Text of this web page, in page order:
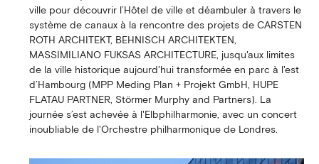
ville pour découvrir l’Hôtel de ville et déambuler à travers le
système de canaux à la rencontre des projets de CARSTEN
ROTH ARCHITEKT, BEHNISCH ARCHITEKTEN,
MASSIMILIANO FUKSAS ARCHITECTURE, jusqu'aux limites
de la ville historique aujourd'hui transformée en parc à l'est
d’Hambourg (MPP Meding Plan + Projekt GmbH, HUPE
FLATAU PARTNER, Störmer Murphy and Partners). La
journée s’est achevée à l'Elbphilharmonie, avec un concert
inoubliable de l'Orchestre philharmonique de Londres.